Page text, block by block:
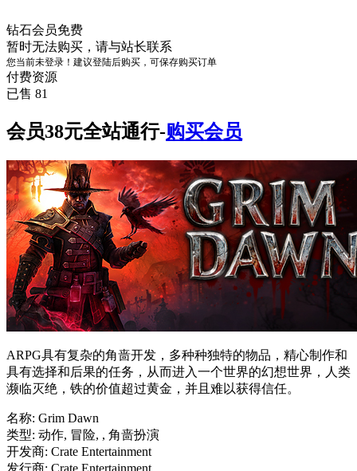
钻石会员免费
暂时无法购买，请与站长联系
您当前未登录！建议登陆后购买，可保存购买订单
付费资源
已售 81
会员38元全站通行-购买会员
ARPG具有复杂的角啬开发，多种种独特的物品，精心制作和
具有选择和后果的任务，从而进入一个世界的幻想世界，人类
濒临灭绝，铁的价值超过黄金，并且难以获得信任。
名称: Grim Dawn
类型: 动作, 冒险, , 角啬扮演
开发商: Crate Entertainment
发行商: Crate Entertainment